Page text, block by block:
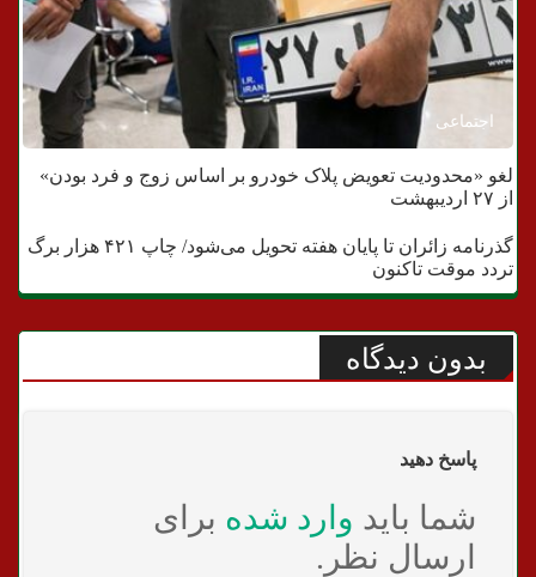
اجتماعی
لغو «محدودیت تعویض پلاک خودرو بر اساس زوج و فرد بودن»
از ۲۷ اردیبهشت مردم
گذرنامه زائران تا پایان هفته تحویل می‌شود/ چاپ ۴۲۱ هزار برگ
تردد موقت تاکنون
بدون دیدگاه
پاسخ دهید
شما باید وارد شده برای
ارسال نظر.